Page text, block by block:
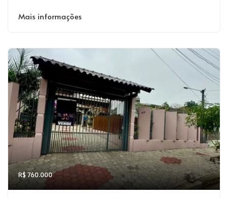
Mais informações
R$ 760.000